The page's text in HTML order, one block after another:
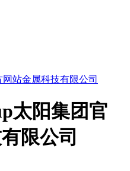
太阳集团官
限公司